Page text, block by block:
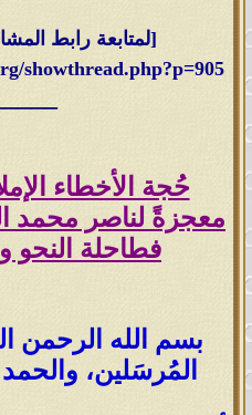
[لمتابعة رابط
showthread.php?p=905
حُجة الأخطاء
معجزةً لناصر محمد
فطاحلة النحو
بسم الله الرحمن
المُرسَلين،